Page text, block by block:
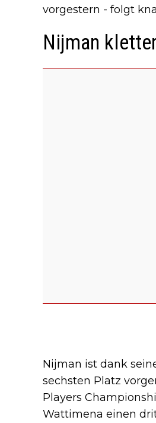
vorgestern - folgt
Nijman
Nijman ist dank
sechsten Platz
Players
Wattimena einen